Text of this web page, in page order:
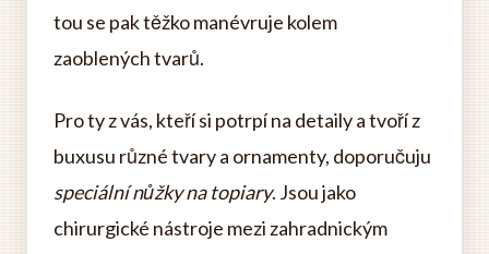
tou se pak těžko manévruje kolem
zaoblených tvarů.
Pro ty z vás, kteří si potrpí na detaily a tvoří z
buxusu různé tvary a ornamenty, doporučuju
speciální nůžky na topiary. Jsou jako
chirurgické nástroje mezi zahradnickým